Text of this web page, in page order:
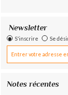
Newsletter
S'inscrire Se
Notes récentes